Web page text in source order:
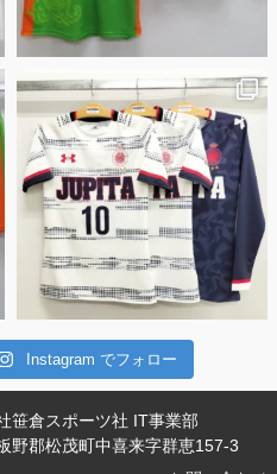
Instagram でフォロー
笹倉スポーツ社 IT事業部
野郡松茂町中喜来字群恵157-3